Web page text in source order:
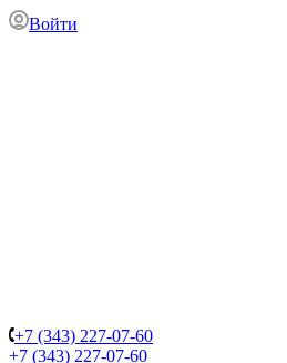
Войти
+7 (343) 227-07-60
+7 (343) 227-07-60